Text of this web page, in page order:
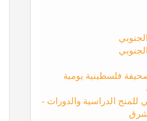
فلسطينية يومية
للمنح الدراسية والدورات -